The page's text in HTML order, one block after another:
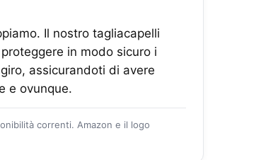
Il nostro tagliacapelli
in modo sicuro i
assicurandoti di avere
e ovunque.
correnti. Amazon e il logo